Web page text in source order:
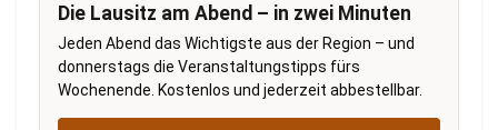
Die Lausitz am Abend – in zwei Minuten
Jeden Abend das Wichtigste aus der Region – und
donnerstags die Veranstaltungstipps fürs
Wochenende. Kostenlos und jederzeit abbestellbar.